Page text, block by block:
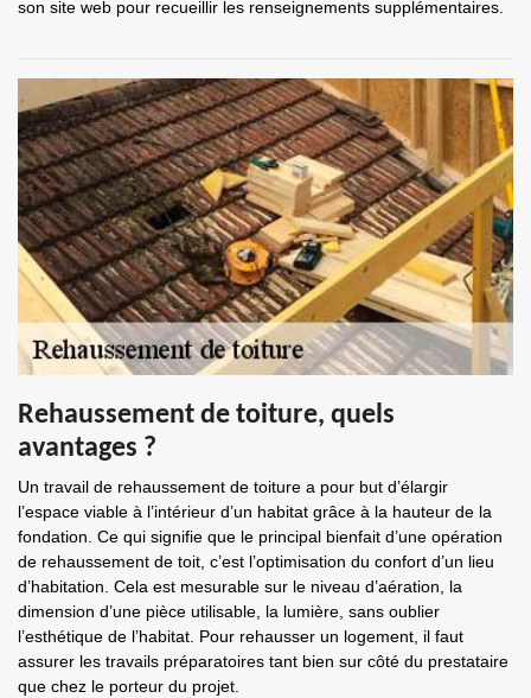
son site web pour recueillir les renseignements supplémentaires.
Rehaussement de toiture, quels
avantages ?
Un travail de rehaussement de toiture a pour but d’élargir
l’espace viable à l’intérieur d’un habitat grâce à la hauteur de la
fondation. Ce qui signifie que le principal bienfait d’une opération
de rehaussement de toit, c’est l’optimisation du confort d’un lieu
d’habitation. Cela est mesurable sur le niveau d’aération, la
dimension d’une pièce utilisable, la lumière, sans oublier
l’esthétique de l’habitat. Pour rehausser un logement, il faut
assurer les travails préparatoires tant bien sur côté du prestataire
que chez le porteur du projet.